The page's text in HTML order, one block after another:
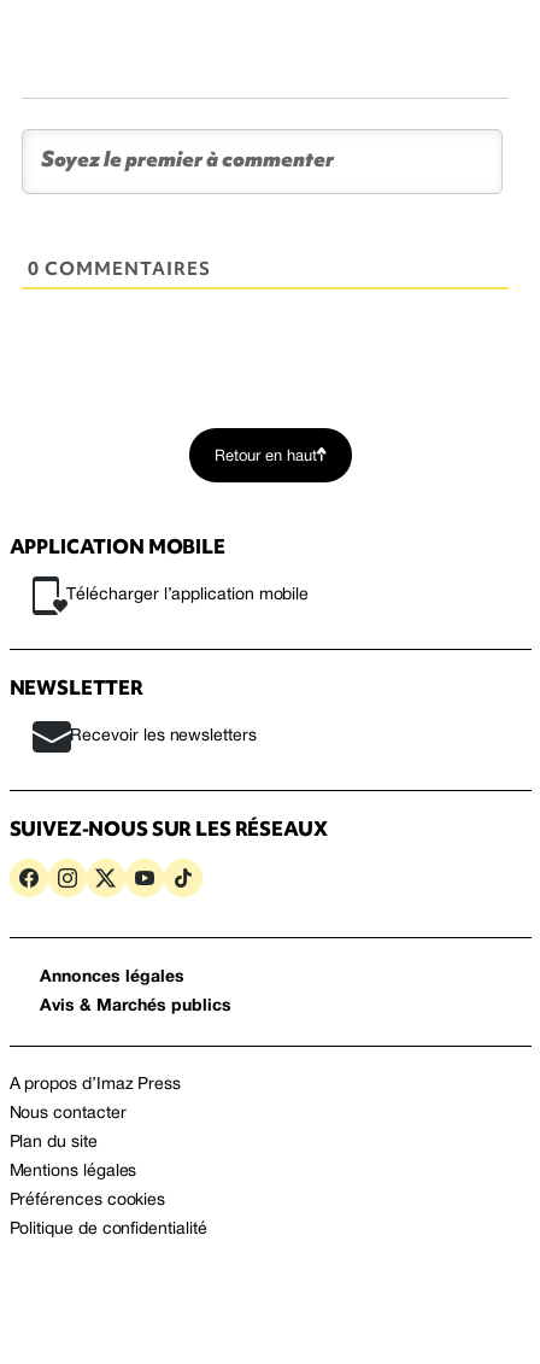
0 COMMENTAIRES
Retour en haut
APPLICATION MOBILE
Télécharger l’application mobile
NEWSLETTER
Recevoir les newsletters
SUIVEZ-NOUS SUR LES RÉSEAUX
Annonces légales
Avis & Marchés publics
A propos d’Imaz Press
Nous contacter
Plan du site
Mentions légales
Préférences cookies
Politique de confidentialité